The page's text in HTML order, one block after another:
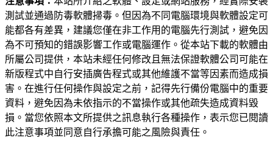
測試並通過防毒軟體掃毒。但因為不同電腦環境與軟體設定可
能都各有差異，建議您僅在非工作用的電腦先行測試，避免因
為不可預知的錯誤影響工作或電腦運作。從本站下載的軟體由
所屬公司提供，本站未經任何修改且無法保證軟體公司可能在
新版程式中自行安插廣告程式或其他維護不當等因素而造成損
害。在進行任何操作與設定之前，記得先行備份電腦中的重要
資料，避免因為未依指示的不當操作或其他疏失造成資料毀
損。當您依照本文所提供之訊息執行各種操作，表示您已閱讀
此注意事項並同意自行承擔可能之風險與責任。